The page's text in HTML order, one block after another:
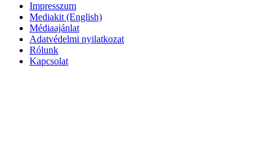
Impresszum
Mediakit (English)
Médiaajánlat
Adatvédelmi nyilatkozat
Rólunk
Kapcsolat